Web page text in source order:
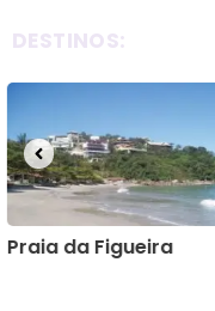
DESTINOS:
Armaçãozinha